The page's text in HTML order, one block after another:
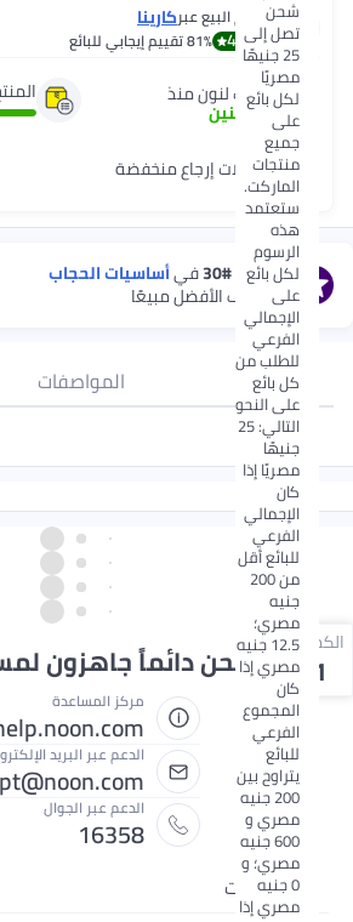
شحن
تصل إلى
25 جنيهًا
مصريًا
لكل بائع
على
جميع
منتجات
الماركت.
ستعتمد
هذه
الرسوم
لكل بائع
على
الإجمالي
الفرعي
للطلب من
كل بائع
على النحو
التالي: 25
جنيهًا
مصريًا إذا
كان
الإجمالي
الفرعي
للبائع أقل
من 200
جنيه
مصري؛
12.5 جنيه
مصري إذا
كان
المجموع
الفرعي
للبائع
يتراوح بين
200 جنيه
مصري و
600 جنيه
مصري؛ و
0 جنيه
مصري إذا
يتم البيع عبركارينا
4.0
81%تقييم إيجابي للبائع
شريك لنون منذ
7
+سنين
معدّلات إرجاع منخفضة
متصنف #30 فيأساسيات الحجاب
استكشف الأفضل مبيعًا
المواصفات
الكمية
1 نحن دائماً جاهزون
مركز المساعدة
الدعم عبر البريد
الدعم عبر الجوال
16358
الإلكترونيات